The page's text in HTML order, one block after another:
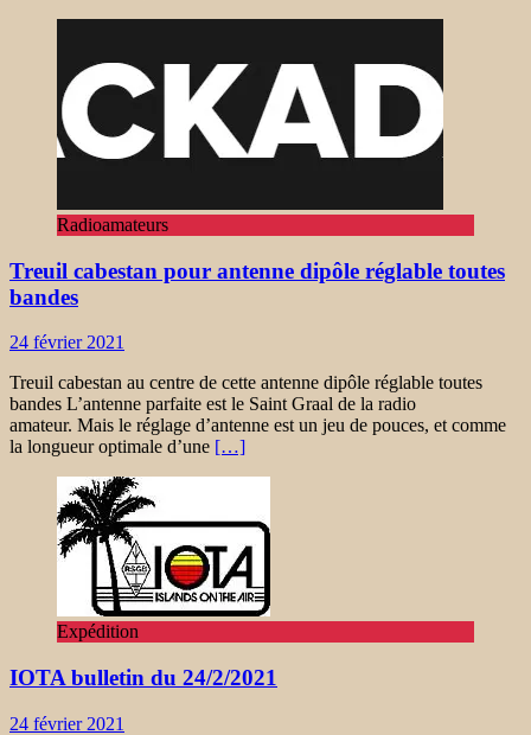
Radioamateurs
Treuil cabestan pour antenne dipôle réglable toutes
bandes
24 février 2021
Treuil cabestan au centre de cette antenne dipôle réglable toutes
bandes L’antenne parfaite est le Saint Graal de la radio
amateur. Mais le réglage d’antenne est un jeu de pouces, et comme
la longueur optimale d’une […]
Expédition
IOTA bulletin du 24/2/2021
24 février 2021